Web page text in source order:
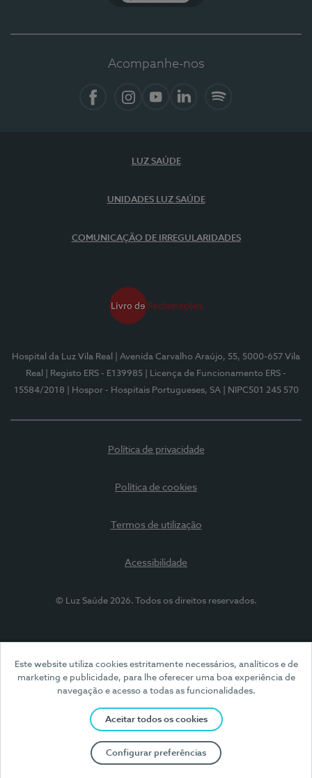
Este website utiliza cookies estritamente necessários, analíticos e de
marketing e publicidade, para lhe oferecer uma boa experiência de
navegação e acesso a todas as funcionalidades.
Aceitar todos os cookies
Configurar preferências
Acompanhe-nos
LUZ SAÚDE
UNIDADES LUZ SAÚDE
COMUNICAÇÃO DE IRREGULARIDADES
Hospital da Luz Vila Real
| Avenida Carvalho Araújo, 55, 5000-657 Vila
Real
| Registo ERS - E139985
| Licença de Funcionamento ERS -
15584/2018
| Hospor - Hospitais Portugueses, SA | NIPC501 245 570
Política de privacidade
Política de cookies
Termos de utilização
Acessibilidade
© Luz Saúde 2026. Todos os direitos reservados.